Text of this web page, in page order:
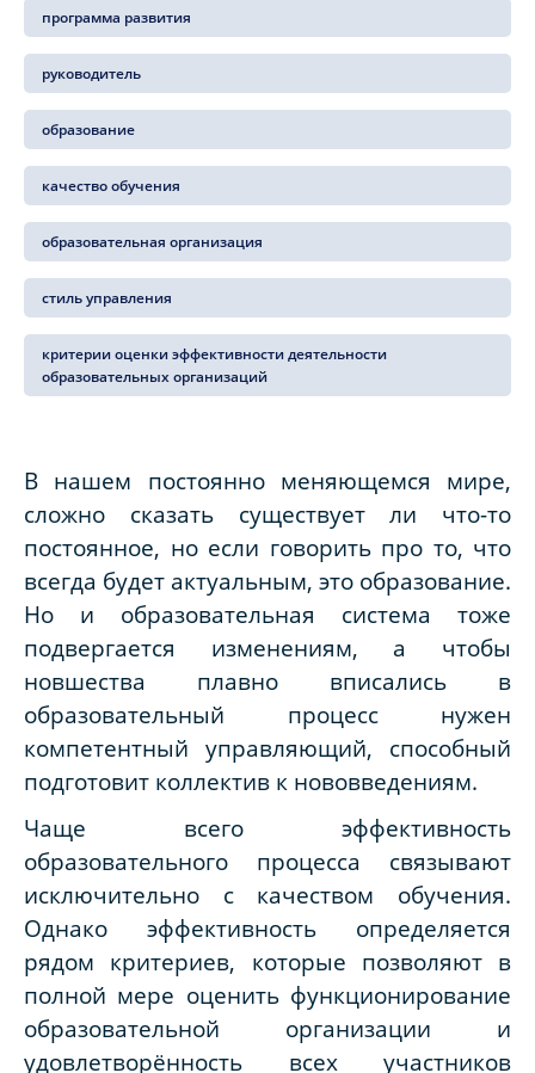
программа развития
руководитель
образование
качество обучения
образовательная организация
стиль управления
критерии оценки эффективности деятельности
образовательных организаций
В нашем постоянно меняющемся мире,
сложно сказать существует ли что-то
постоянное, но если говорить про то, что
всегда будет актуальным, это образование.
Но и образовательная система тоже
подвергается изменениям, а чтобы
новшества плавно вписались в
образовательный процесс нужен
компетентный управляющий, способный
подготовит коллектив к нововведениям.
Чаще всего эффективность
образовательного процесса связывают
исключительно с качеством обучения.
Однако эффективность определяется
рядом критериев, которые позволяют в
полной мере оценить функционирование
образовательной организации и
удовлетворённость всех участников